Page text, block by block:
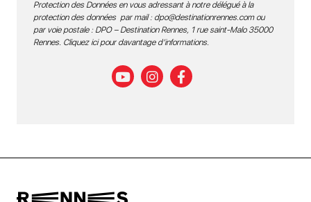
Protection des Données en vous adressant à notre délégué à la
protection des données par mail : dpo@destinationrennes.comou
par voie postale : DPO – Destination Rennes, 1 rue saint-Malo 35000
Rennes. Cliquez ici pour davantage d’informations.